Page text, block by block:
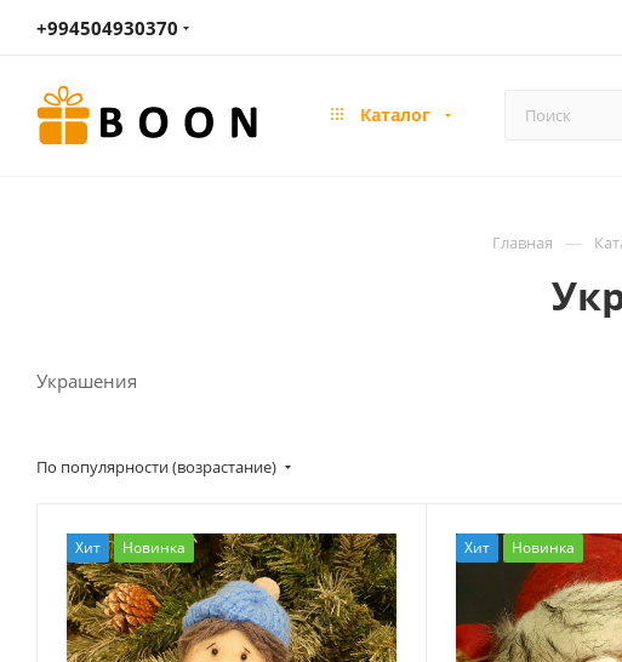
+994504930370
Каталог
Главная —
Украшения
По популярности (возрастание)
Хит Новинка Хит Новинка